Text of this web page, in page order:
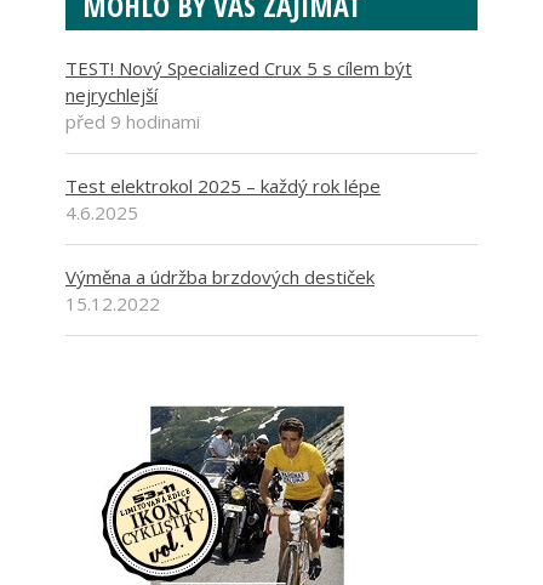
TEST! Nový Specialized Crux 5 s cílem být
nejrychlejší
před 9 hodinami
Test elektrokol 2025 – každý rok lépe
4.6.2025
Výměna a údržba brzdových destiček
15.12.2022